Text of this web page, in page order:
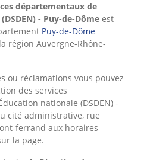
départementaux de
- Puy-de-Dôme est
Puy-de-Dôme
région Auvergne-Rhône-
ou réclamations vous pouvez
des services
nationale (DSDEN) -
cité administrative, rue
ferrand aux horaires
la page.